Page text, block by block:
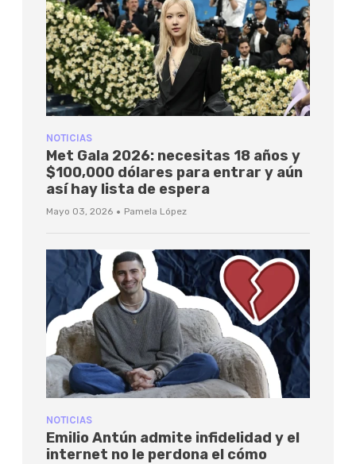
NOTICIAS
Met Gala 2026: necesitas 18 años y
$100,000 dólares para entrar y aún
así hay lista de espera
Mayo 03, 2026 · Pamela López
NOTICIAS
Emilio Antún admite infidelidad y el
internet no le perdona el cómo